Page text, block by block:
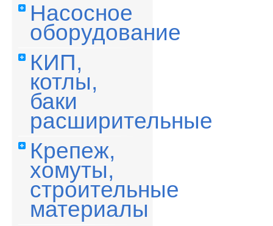
Насосное
оборудование
КИП,
котлы,
баки
расширительные
Крепеж,
хомуты,
строительные
материалы